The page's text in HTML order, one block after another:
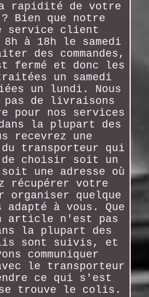
rapidité de votre
Bien que notre
service client
à 18h le samedi
des commandes,
fermé et donc les
traitées un samedi
un lundi. Nous
de livraisons
pour nos services
la plupart des
recevrez une
transporteur qui
de choisir soit un
une adresse où
récupérer votre
quelque
adapté à vous. Que
article n'est pas
la plupart des
sont suivis, et
communiquer
le transporteur
ce qui s'est
trouve le colis.